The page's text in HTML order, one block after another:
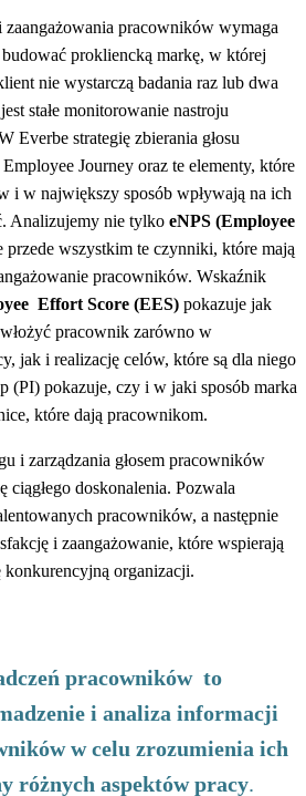
pracowników wymaga
prokliencką markę, w której
nie wystarczą badania raz lub dwa
stałe monitorowanie nastroju
Everbe strategię zbierania głosu
Journey oraz te elementy, które
i w największy sposób wpływają na ich
Analizujemy nie tylko eNPS (Employee
przede wszystkim te czynniki, które mają
pracowników. Wskaźnik
Effort Score (EES) pokazuje jak
pracownik zarówno w
jak i realizację celów, które są dla niego
(PI) pokazuje, czy i w jaki sposób marka
które dają pracownikom.
i zarządzania głosem pracowników
ciągłego doskonalenia. Pozwala
pracowników, a następnie
i zaangażowanie, które wspierają
organizacji.
pracowników to
i analiza informacji
w celu zrozumienia ich
różnych aspektów pracy.